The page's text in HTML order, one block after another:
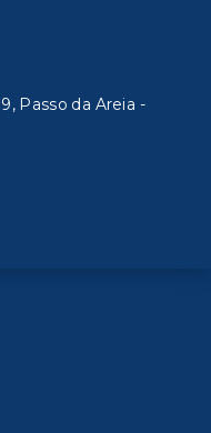
Passo da Areia -